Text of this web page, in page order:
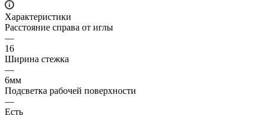
Характеристики
Расстояние справа от иглы
—
16
Ширина стежка
—
6мм
Подсветка рабочей поверхности
—
Есть